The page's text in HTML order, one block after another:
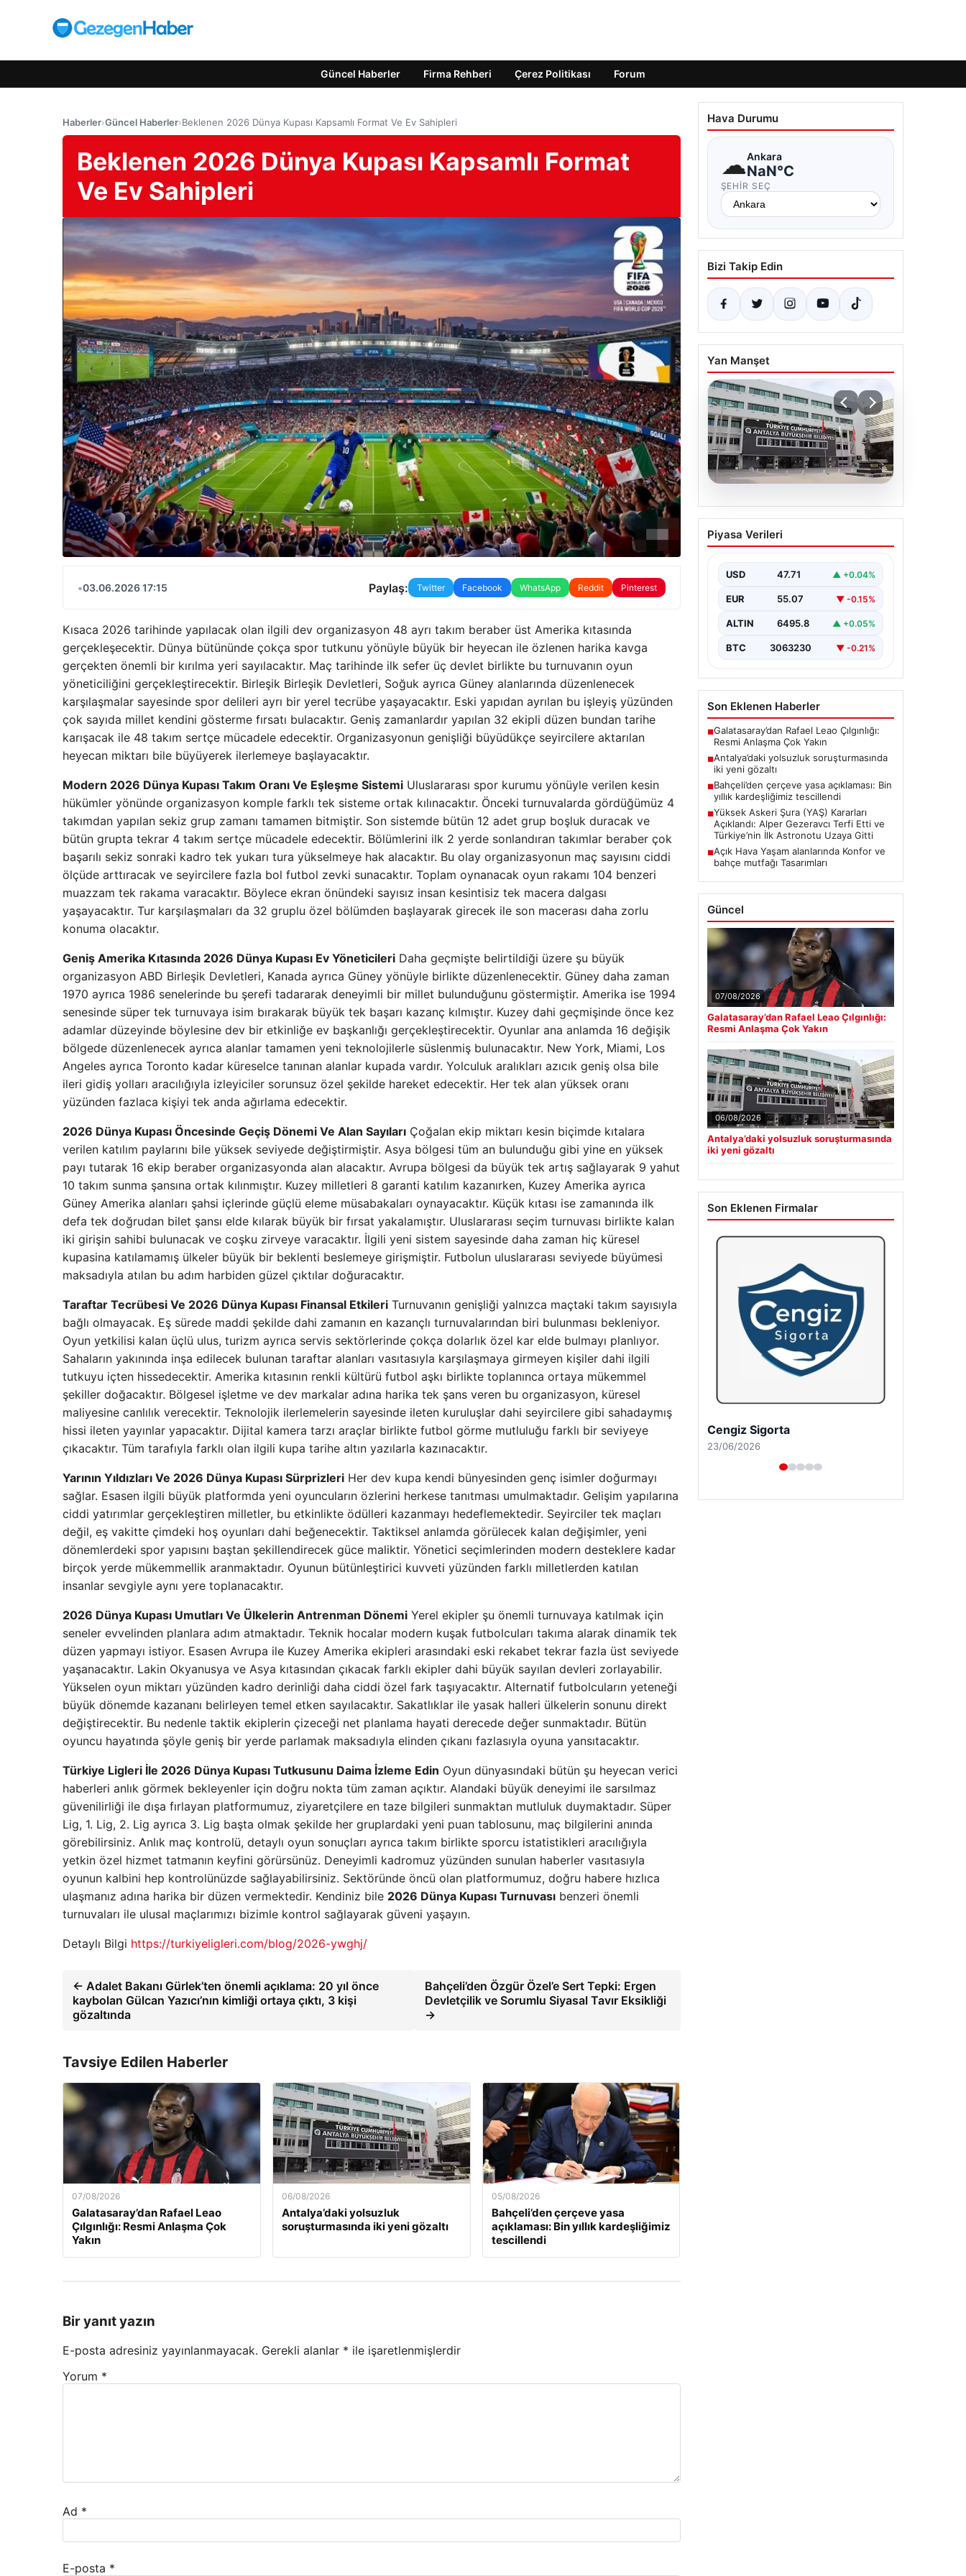
Güncel Haberler Firma Rehberi Çerez Politikası Forum
Haberler›Güncel Haberler›Beklenen 2026 Dünya Kupası Kapsamlı Format Ve Ev Sahipleri
Beklenen 2026 Dünya Kupası Kapsamlı Format
Ve Ev Sahipleri
•03.06.2026 17:15 Paylaş: Twitter Facebook WhatsApp Reddit Pinterest
Kısaca 2026 tarihinde yapılacak olan ilgili dev organizasyon 48 ayrı takım beraber üst Amerika kıtasında
gerçekleşecektir. Dünya bütününde çokça spor tutkunu yönüyle büyük bir heyecan ile özlenen harika kavga
gerçekten önemli bir kırılma yeri sayılacaktır. Maç tarihinde ilk sefer üç devlet birlikte bu turnuvanın oyun
yöneticiliğini gerçekleştirecektir. Birleşik Birleşik Devletleri, Soğuk ayrıca Güney alanlarında düzenlenecek
karşılaşmalar sayesinde spor delileri ayrı bir yerel tecrübe yaşayacaktır. Eski yapıdan ayrılan bu işleyiş yüzünden
çok sayıda millet kendini gösterme fırsatı bulacaktır. Geniş zamanlardır yapılan 32 ekipli düzen bundan tarihe
karışacak ile 48 takım sertçe mücadele edecektir. Organizasyonun genişliği büyüdükçe seyircilere aktarılan
heyecan miktarı bile büyüyerek ilerlemeye başlayacaktır.
Modern 2026 Dünya Kupası Takım Oranı Ve Eşleşme Sistemi Uluslararası spor kurumu yönüyle verilen kesin
hükümler yönünde organizasyon komple farklı tek sisteme ortak kılınacaktır. Önceki turnuvalarda gördüğümüz 4
takımdan yapılan sekiz grup zamanı tamamen bitmiştir. Son sistemde bütün 12 adet grup boşluk duracak ve
bütün grupta tekrar 4 takım sertçe mücadele edecektir. Bölümlerini ilk 2 yerde sonlandıran takımlar beraber çok
başarılı sekiz sonraki kadro tek yukarı tura yükselmeye hak alacaktır. Bu olay organizasyonun maç sayısını ciddi
ölçüde arttıracak ve seyircilere fazla bol futbol zevki sunacaktır. Toplam oynanacak oyun rakamı 104 benzeri
muazzam tek rakama varacaktır. Böylece ekran önündeki sayısız insan kesintisiz tek macera dalgası
yaşayacaktır. Tur karşılaşmaları da 32 gruplu özel bölümden başlayarak girecek ile son macerası daha zorlu
konuma olacaktır.
Geniş Amerika Kıtasında 2026 Dünya Kupası Ev Yöneticileri Daha geçmişte belirtildiği üzere şu büyük
organizasyon ABD Birleşik Devletleri, Kanada ayrıca Güney yönüyle birlikte düzenlenecektir. Güney daha zaman
1970 ayrıca 1986 senelerinde bu şerefi tadararak deneyimli bir millet bulunduğunu göstermiştir. Amerika ise 1994
senesinde süper tek turnuvaya isim bırakarak büyük tek başarı kazanç kılmıştır. Kuzey dahi geçmişinde önce kez
adamlar düzeyinde böylesine dev bir etkinliğe ev başkanlığı gerçekleştirecektir. Oyunlar ana anlamda 16 değişik
bölgede düzenlenecek ayrıca alanlar tamamen yeni teknolojilerle süslenmiş bulunacaktır. New York, Miami, Los
Angeles ayrıca Toronto kadar küreselce tanınan alanlar kupada vardır. Yolculuk aralıkları azıcık geniş olsa bile
ileri gidiş yolları aracılığıyla izleyiciler sorunsuz özel şekilde hareket edecektir. Her tek alan yüksek oranı
yüzünden fazlaca kişiyi tek anda ağırlama edecektir.
2026 Dünya Kupası Öncesinde Geçiş Dönemi Ve Alan Sayıları Çoğalan ekip miktarı kesin biçimde kıtalara
verilen katılım paylarını bile yüksek seviyede değiştirmiştir. Asya bölgesi tüm an bulunduğu gibi yine en yüksek
payı tutarak 16 ekip beraber organizasyonda alan alacaktır. Avrupa bölgesi da büyük tek artış sağlayarak 9 yahut
10 takım sunma şansına ortak kılınmıştır. Kuzey milletleri 8 garanti katılım kazanırken, Kuzey Amerika ayrıca
Güney Amerika alanları şahsi içlerinde güçlü eleme müsabakaları oynayacaktır. Küçük kıtası ise zamanında ilk
defa tek doğrudan bilet şansı elde kılarak büyük bir fırsat yakalamıştır. Uluslararası seçim turnuvası birlikte kalan
iki girişin sahibi bulunacak ve coşku zirveye varacaktır. İlgili yeni sistem sayesinde daha zaman hiç küresel
kupasina katılamamış ülkeler büyük bir beklenti beslemeye girişmiştir. Futbolun uluslararası seviyede büyümesi
maksadıyla atılan bu adım harbiden güzel çıktılar doğuracaktır.
Taraftar Tecrübesi Ve 2026 Dünya Kupası Finansal Etkileri Turnuvanın genişliği yalnızca maçtaki takım sayısıyla
bağlı olmayacak. Eş sürede maddi şekilde dahi zamanın en kazançlı turnuvalarından biri bulunması bekleniyor.
Oyun yetkilisi kalan üçlü ulus, turizm ayrıca servis sektörlerinde çokça dolarlık özel kar elde bulmayı planlıyor.
Sahaların yakınında inşa edilecek bulunan taraftar alanları vasıtasıyla karşılaşmaya girmeyen kişiler dahi ilgili
tutkuyu içten hissedecektir. Amerika kıtasının renkli kültürü futbol aşkı birlikte toplanınca ortaya mükemmel
şekiller doğacaktır. Bölgesel işletme ve dev markalar adına harika tek şans veren bu organizasyon, küresel
maliyesine canlılık verecektir. Teknolojik ilerlemelerin sayesinde ileten kuruluşlar dahi seyircilere gibi sahadaymış
hissi ileten yayınlar yapacaktır. Dijital kamera tarzı araçlar birlikte futbol görme mutluluğu farklı bir seviyeye
çıkacaktır. Tüm tarafıyla farklı olan ilgili kupa tarihe altın yazılarla kazınacaktır.
Yarının Yıldızları Ve 2026 Dünya Kupası Sürprizleri Her dev kupa kendi bünyesinden genç isimler doğurmayı
sağlar. Esasen ilgili büyük platformda yeni oyuncuların özlerini herkese tanıtması umulmaktadır. Gelişim yapılarına
ciddi yatırımlar gerçekleştiren milletler, bu etkinlikte ödülleri kazanmayı hedeflemektedir. Seyirciler tek maçları
değil, eş vakitte çimdeki hoş oyunları dahi beğenecektir. Taktiksel anlamda görülecek kalan değişimler, yeni
dönemlerdeki spor yapısını baştan şekillendirecek güce maliktir. Yönetici seçimlerinden modern desteklere kadar
birçok yerde mükemmellik aranmaktadır. Oyunun bütünleştirici kuvveti yüzünden farklı milletlerden katılan
insanlar sevgiyle aynı yere toplanacaktır.
2026 Dünya Kupası Umutları Ve Ülkelerin Antrenman Dönemi Yerel ekipler şu önemli turnuvaya katılmak için
seneler evvelinden planlara adım atmaktadır. Teknik hocalar modern kuşak futbolcuları takıma alarak dinamik tek
düzen yapmayı istiyor. Esasen Avrupa ile Kuzey Amerika ekipleri arasındaki eski rekabet tekrar fazla üst seviyede
yaşanacaktır. Lakin Okyanusya ve Asya kıtasından çıkacak farklı ekipler dahi büyük sayılan devleri zorlayabilir.
Yükselen oyun miktarı yüzünden kadro derinliği daha ciddi özel fark taşıyacaktır. Alternatif futbolcuların yeteneği
büyük dönemde kazananı belirleyen temel etken sayılacaktır. Sakatlıklar ile yasak halleri ülkelerin sonunu direkt
değiştirecektir. Bu nedenle taktik ekiplerin çizeceği net planlama hayati derecede değer sunmaktadır. Bütün
oyuncu hayatında şöyle geniş bir yerde parlamak maksadıyla elinden çıkanı fazlasıyla oyuna yansıtacaktır.
Türkiye Ligleri İle 2026 Dünya Kupası Tutkusunu Daima İzleme Edin Oyun dünyasındaki bütün şu heyecan verici
haberleri anlık görmek bekleyenler için doğru nokta tüm zaman açıktır. Alandaki büyük deneyimi ile sarsılmaz
güvenilirliği ile dışa fırlayan platformumuz, ziyaretçilere en taze bilgileri sunmaktan mutluluk duymaktadır. Süper
Lig, 1. Lig, 2. Lig ayrıca 3. Lig başta olmak şekilde her gruplardaki yeni puan tablosunu, maç bilgilerini anında
görebilirsiniz. Anlık maç kontrolü, detaylı oyun sonuçları ayrıca takım birlikte sporcu istatistikleri aracılığıyla
yetkin özel hizmet tatmanın keyfini görürsünüz. Deneyimli kadromuz yüzünden sunulan haberler vasıtasıyla
oyunun kalbini hep kontrolünüzde sağlayabilirsiniz. Sektöründe öncü olan platformumuz, doğru habere hızlıca
ulaşmanız adına harika bir düzen vermektedir. Kendiniz bile 2026 Dünya Kupası Turnuvası benzeri önemli
turnuvaları ile ulusal maçlarımızı bizimle kontrol sağlayarak güveni yaşayın.
Detaylı Bilgi https://turkiyeligleri.com/blog/2026-ywghj/
← Adalet Bakanı Gürlek’ten önemli açıklama: 20 yıl önce
kaybolan Gülcan Yazıcı’nın kimliği ortaya çıktı, 3 kişi
gözaltında
Bahçeli’den Özgür Özel’e Sert Tepki: Ergen
Devletçilik ve Sorumlu Siyasal Tavır Eksikliği
→
Tavsiye Edilen Haberler
07/08/2026
Galatasaray’dan Rafael Leao
Çılgınlığı: Resmi Anlaşma Çok
Yakın
06/08/2026
Antalya’daki yolsuzluk
soruşturmasında iki yeni gözaltı
05/08/2026
Bahçeli’den çerçeve yasa
açıklaması: Bin yıllık kardeşliğimiz
tescillendi
Bir yanıt yazın
E-posta adresiniz yayınlanmayacak. Gerekli alanlar * ile işaretlenmişlerdir
Yorum *
Ad *
E-posta *
Hava Durumu
☁Ankara
NaN°C
ŞEHIR SEÇ
Bizi Takip Edin
Yan Manşet
06.08.2026
Antalya’daki yolsuzluk
soruşturmasında iki yeni
Piyasa Verileri
USD 47.71 ▲ +0.04%
EUR 55.07 ▼ -0.15%
ALTIN 6495.8 ▲ +0.05%
BTC 3063230 ▼ -0.21%
Son Eklenen Haberler
■Galatasaray’dan Rafael Leao Çılgınlığı:
Resmi Anlaşma Çok Yakın
■Antalya’daki yolsuzluk soruşturmasında
iki yeni gözaltı
■Bahçeli’den çerçeve yasa açıklaması: Bin
yıllık kardeşliğimiz tescillendi
■Yüksek Askeri Şura (YAŞ) Kararları
Açıklandı: Alper Gezeravcı Terfi Etti ve
Türkiye’nin İlk Astronotu Uzaya Gitti
■Açık Hava Yaşam alanlarında Konfor ve
bahçe mutfağı Tasarımları
Güncel
07/08/2026
Galatasaray’dan Rafael Leao Çılgınlığı:
Resmi Anlaşma Çok Yakın
06/08/2026
Antalya’daki yolsuzluk soruşturmasında
iki yeni gözaltı
Son Eklenen Firmalar
Hastaş Beton
26/05/2026